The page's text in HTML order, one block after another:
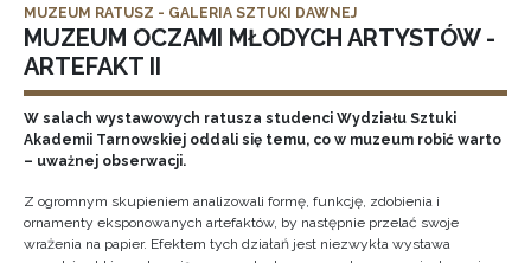
MUZEUM RATUSZ - GALERIA SZTUKI DAWNEJ
MUZEUM OCZAMI MŁODYCH ARTYSTÓW -
ARTEFAKT II
W salach wystawowych ratusza studenci Wydziału Sztuki
Akademii Tarnowskiej oddali się temu, co w muzeum robić warto
– uważnej obserwacji.
Z ogromnym skupieniem analizowali formę, funkcję, zdobienia i
ornamenty eksponowanych artefaktów, by następnie przelać swoje
wrażenia na papier. Efektem tych działań jest niezwykła wystawa